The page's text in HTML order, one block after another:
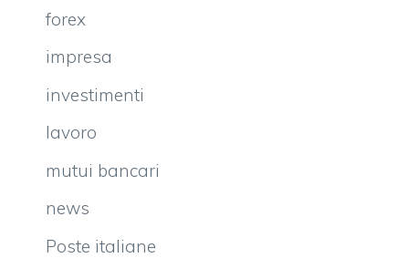
forex
impresa
investimenti
lavoro
mutui bancari
news
Poste italiane